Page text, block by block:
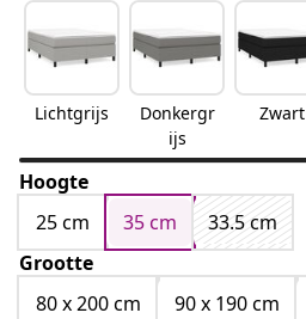
Lichtgrijs
Donkergr
ijs
Zwart
Hoogte
25 cm
35 cm
33.5 cm
Grootte
80 x 200 cm
90 x 190 cm